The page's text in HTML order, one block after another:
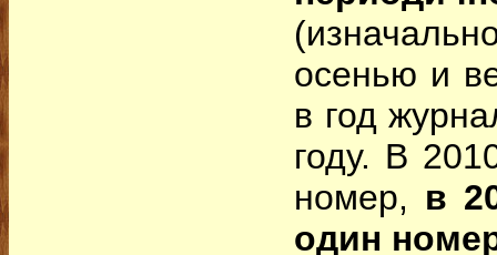
осенью и
в год
году. В
номер, в
один